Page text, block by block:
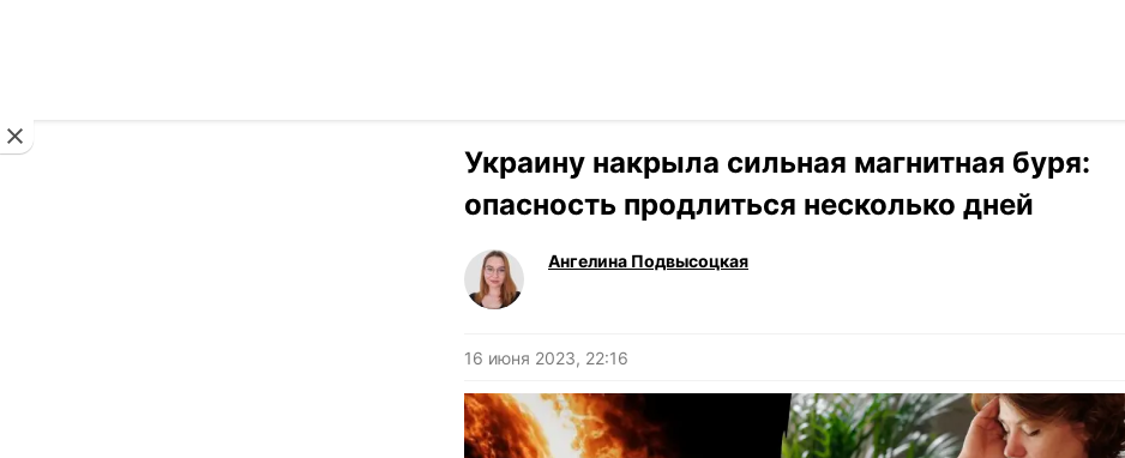
Украину накрыла сильная магнитная буря:
опасность продлиться несколько дней
Ангелина Подвысоцкая
16 июня 2023, 22:16